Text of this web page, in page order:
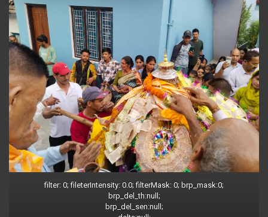
filter: 0; fileterIntensity: 0.0; filterMask: 0; brp_mask:0;
brp_del_th:null;
brp_del_sen:null;